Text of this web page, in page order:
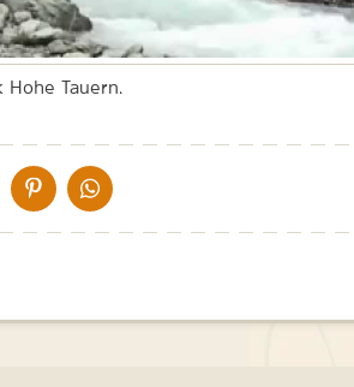
Tauern.
VIA DE MAIL
DELEN OP PINTEREST
DELEN OP WHATSAPP